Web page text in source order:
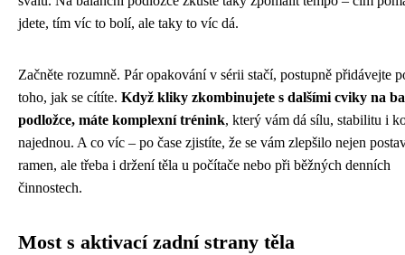
jdete, tím víc to bolí, ale taky to víc dá.
Začněte rozumně. Pár opakování v sérii stačí, postupně přidávejte
toho, jak se cítíte. Když kliky zkombinujete s dalšími cviky na
podložce, máte komplexní trénink, který vám dá sílu, stabilitu i
najednou. A co víc – po čase zjistíte, že se vám zlepšilo nejen
ramen, ale třeba i držení těla u počítače nebo při běžných denních
činnostech.
Most s aktivací zadní strany těla